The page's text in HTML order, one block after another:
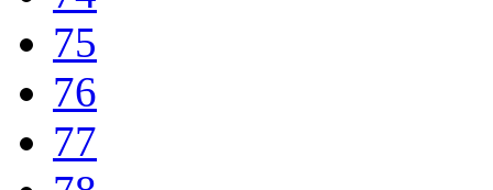
75
76
77